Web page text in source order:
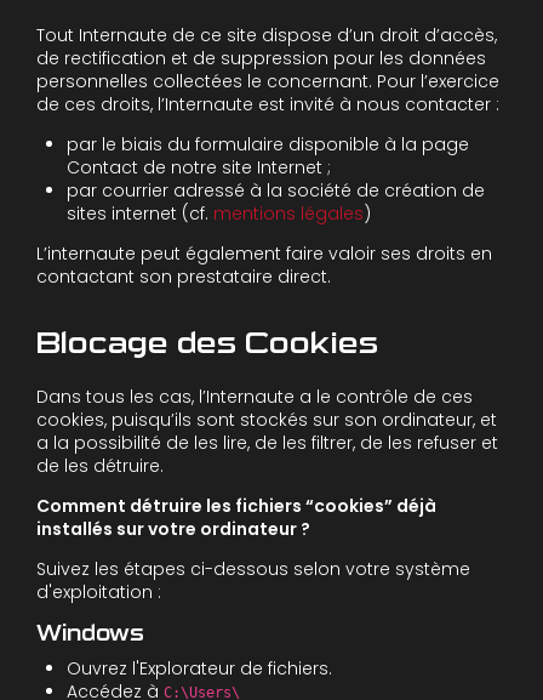
Tout Internaute de ce site dispose d’un droit d’accès,
de rectification et de suppression pour les données
personnelles collectées le concernant. Pour l’exercice
de ces droits, l’Internaute est invité à nous contacter :
par le biais du formulaire disponible à la page
Contact de notre site Internet ;
par courrier adressé à la société de création de
sites internet (cf. mentions légales)
L’internaute peut également faire valoir ses droits en
contactant son prestataire direct.
Blocage des Cookies
Dans tous les cas, l’Internaute a le contrôle de ces
cookies, puisqu’ils sont stockés sur son ordinateur, et
a la possibilité de les lire, de les filtrer, de les refuser et
de les détruire.
Comment détruire les fichiers “cookies” déjà
installés sur votre ordinateur ?
Suivez les étapes ci-dessous selon votre système
d'exploitation :
Windows
Ouvrez l'Explorateur de fichiers.
Accédez àC:\Users\